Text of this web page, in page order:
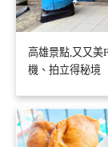
高雄景點,又又美
機、拍立得秘境